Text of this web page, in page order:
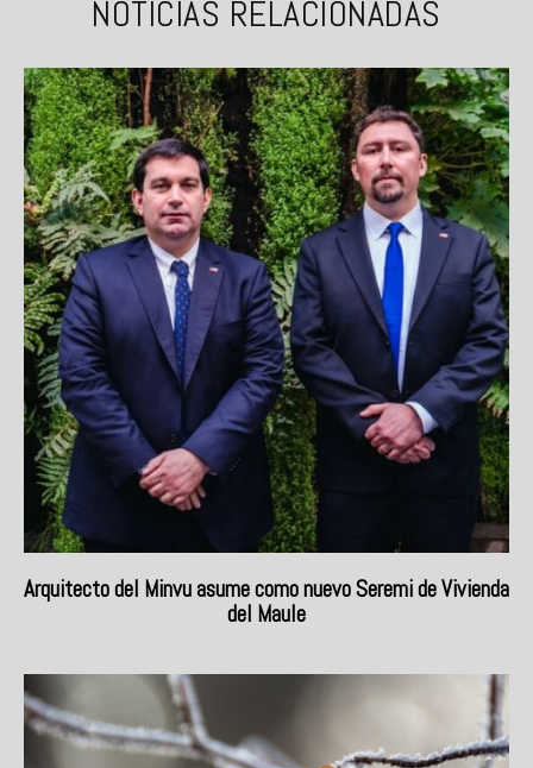
NOTICIAS RELACIONADAS
Arquitecto del Minvu asume como nuevo Seremi de Vivienda
del Maule